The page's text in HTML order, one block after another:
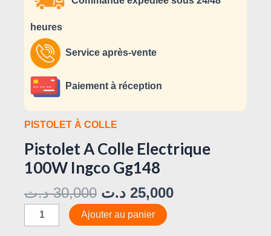
heures
Service après-vente
Paiement à réception
PISTOLET À COLLE
Pistolet A Colle Electrique
100W Ingco Gg148
30,000 د.ت 25,000 د.ت
Ajouter au panier